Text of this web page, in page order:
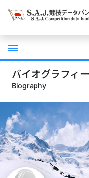
バイオグラフィー
Biography